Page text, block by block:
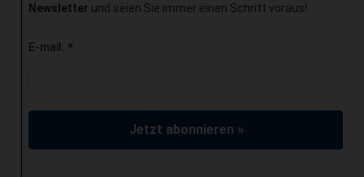
Newsletter und seien Sie immer einen Schritt voraus!
E-mail: *
Jetzt abonnieren »